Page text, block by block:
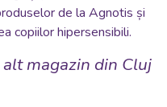
de la Agnotis și
copiilor hipersensibili.
magazin din Cluj